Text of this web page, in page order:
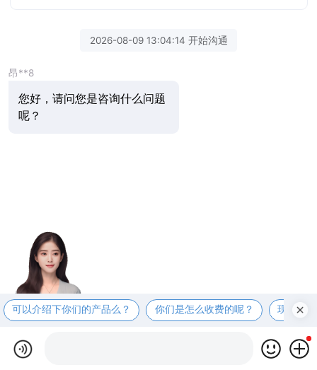
2026-08-09 13:04:14 开始沟通
昂**8
您好，请问您是咨询什么问题
呢？
可以介绍下你们的产品么？ 你们是怎么收费的呢？ 现在有